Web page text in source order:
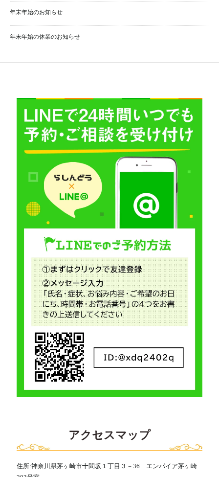
年末年始のお知らせ
年末年始の休業のお知らせ
アクセスマップ
住所:神奈川県茅ヶ崎市十間坂１丁目３－36 エンパイア茅ヶ崎